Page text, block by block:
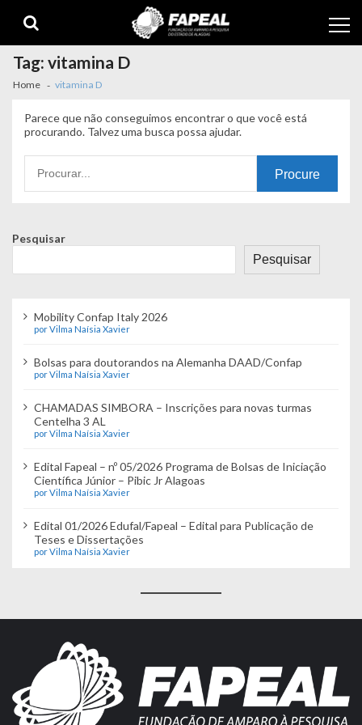
navigation
content
Tag:vitamina D
Home vitamina D
Parece que não conseguimos encontrar o que você está
procurando. Talvez uma busca possa ajudar.
por:
Pesquisar
Pesquisar
Mobility Confap Italy 2026
por Vilma Naísia Xavier
Bolsas para doutorandos na Alemanha DAAD/Confap
por Vilma Naísia Xavier
CHAMADAS SIMBORA – Inscrições para novas turmas
Centelha 3 AL
por Vilma Naísia Xavier
Edital Fapeal – nº 05/2026 Programa de Bolsas de Iniciação
Científica Júnior – Pibic Jr Alagoas
por Vilma Naísia Xavier
Edital 01/2026 Edufal/Fapeal – Edital para Publicação de
Teses e Dissertações
por Vilma Naísia Xavier